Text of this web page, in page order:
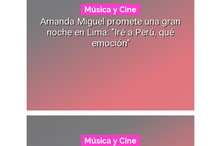
Música y Cine
Amanda Miguel promete una gran
noche en Lima: "Iré a Perú, qué
emoción"
Música y Cine